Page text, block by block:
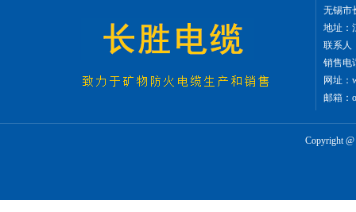
无锡市
地址：
联系人
销售电
网址：
邮箱
Copyright